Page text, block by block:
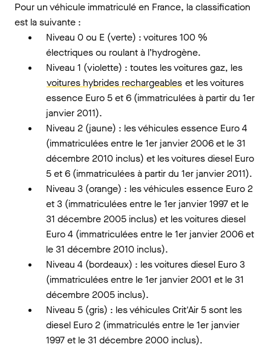
Pour un véhicule immatriculé en France, la classification
est la suivante :
Niveau 0 ou E (verte) : voitures 100 %
électriques ou roulant à l’hydrogène.
Niveau 1 (violette) : toutes les voitures gaz, les
voitures hybrides rechargeables et les voitures
essence Euro 5 et 6 (immatriculées à partir du 1er
janvier 2011).
Niveau 2 (jaune) : les véhicules essence Euro 4
(immatriculées entre le 1er janvier 2006 et le 31
décembre 2010 inclus) et les voitures diesel Euro
5 et 6 (immatriculées à partir du 1er janvier 2011).
Niveau 3 (orange) : les véhicules essence Euro 2
et 3 (immatriculées entre le 1er janvier 1997 et le
31 décembre 2005 inclus) et les voitures diesel
Euro 4 (immatriculées entre le 1er janvier 2006 et
le 31 décembre 2010 inclus).
Niveau 4 (bordeaux) : les voitures diesel Euro 3
(immatriculées entre le 1er janvier 2001 et le 31
décembre 2005 inclus).
Niveau 5 (gris) : les véhicules Crit'Air 5 sont les
diesel Euro 2 (immatriculés entre le 1er janvier
1997 et le 31 décembre 2000 inclus).